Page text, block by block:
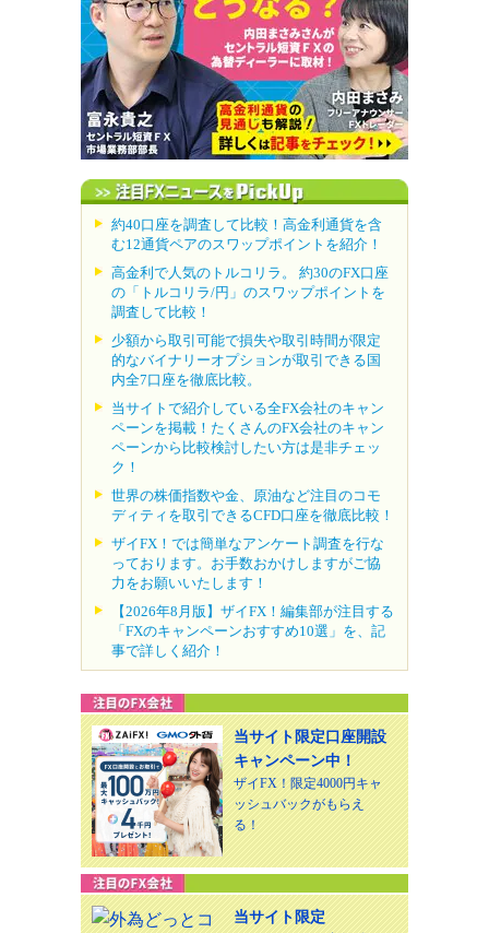
約40口座を調査して比較！高金利通貨を含
む12通貨ペアのスワップポイントを紹介！
高金利で人気のトルコリラ。 約30のFX口座
の「トルコリラ/円」のスワップポイントを
調査して比較！
少額から取引可能で損失や取引時間が限定
的なバイナリーオプションが取引できる国
内全7口座を徹底比較。
当サイトで紹介している全FX会社のキャン
ペーンを掲載！たくさんのFX会社のキャン
ペーンから比較検討したい方は是非チェッ
ク！
世界の株価指数や金、原油など注目のコモ
ディティを取引できるCFD口座を徹底比較！
ザイFX！では簡単なアンケート調査を行な
っております。お手数おかけしますがご協
力をお願いいたします！
【2026年8月版】ザイFX！編集部が注目する
「FXのキャンペーンおすすめ10選」を、記
事で詳しく紹介！
当サイト限定口座開設
キャンペーン中！
ザイFX！限定4000円キャ
ッシュバックがもらえ
る！
当サイト限定